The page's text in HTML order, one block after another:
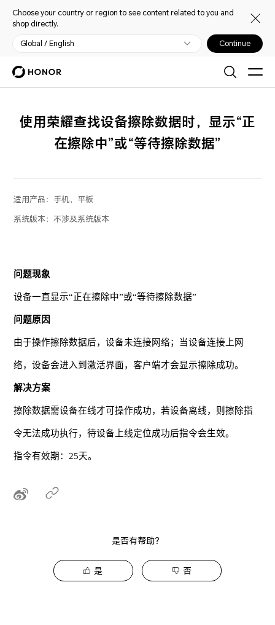
Choose your country or region to see content related to you and
shop directly.
Global / English Continue
使用荣耀查找设备擦除数据时，显示“正
在擦除中”或“等待擦除数据”
适用产品： 手机，平板
系统版本：不涉及系统版本
问题现象
设备一直显示“正在擦除中”或“等待擦除数据”
问题原因
由于操作擦除数据后，设备未连接网络；当设备连接上网
络，设备会进入到激活界面，客户端才会显示擦除成功。
解决方案
擦除数据需设备在线才可操作成功，若设备离线，则擦除指
令无法成功执行，待设备上线定位成功后指令会生效。
指令有效期：25天。
是否有帮助？
是 否